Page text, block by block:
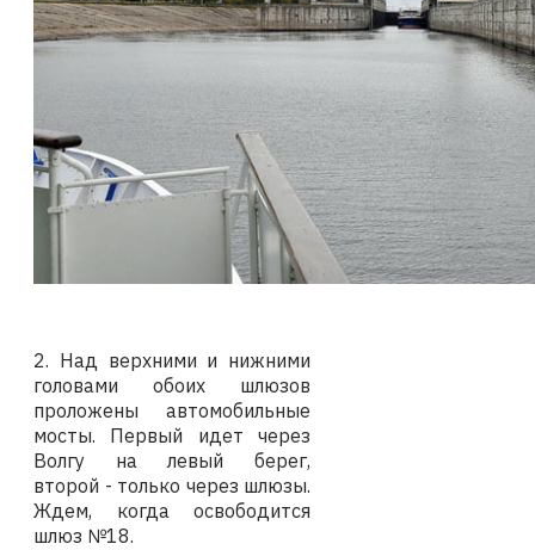
2. Над верхними и нижними
головами обоих шлюзов
проложены автомобильные
мосты. Первый идет через
Волгу на левый берег,
второй - только через шлюзы.
Ждем, когда освободится
шлюз №18.